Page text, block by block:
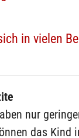
in vielen
nur
das Kind